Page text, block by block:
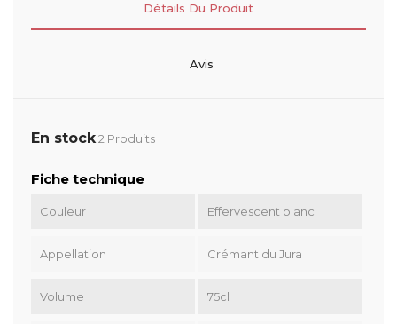
Détails Du Produit
Avis
En stock2 Produits
Fiche technique
Couleur Effervescent blanc
Appellation Crémant du Jura
Volume 75cl